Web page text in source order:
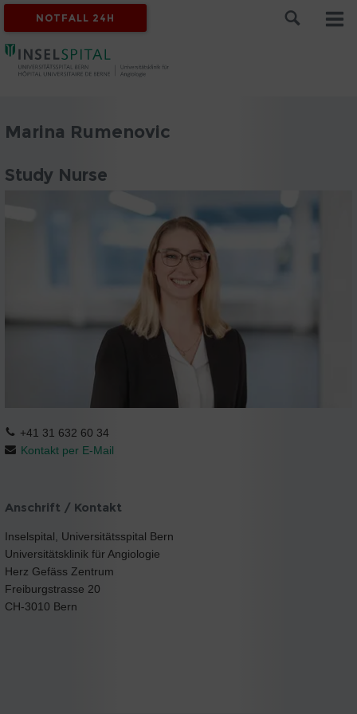
NOTFALL 24H
Marina Rumenovic
Study Nurse
+41 31 632 60 34
Kontakt per E-Mail
Anschrift / Kontakt
Inselspital, Universitätsspital Bern
Universitätsklinik für Angiologie
Herz Gefäss Zentrum
Freiburgstrasse 20
CH-3010 Bern